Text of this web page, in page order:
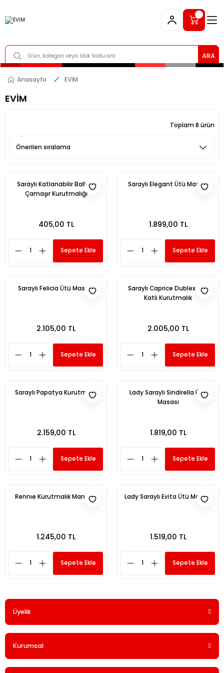
ARA
Anasayfa EVİM
EVİM
Toplam 8 ürün
Saraylı Katlanabilir Balkon
Çamaşır Kurutmalığı
405,00 TL
Sepete Ekle
Saraylı Elegant Ütü Masası
1.899,00 TL
Sepete Ekle
Saraylı Felicia Ütü Masası
2.105,00 TL
Sepete Ekle
Saraylı Caprice Dublex Çift
Katlı Kurutmalık
2.005,00 TL
Sepete Ekle
Saraylı Papatya Kurutmalık
2.159,00 TL
Sepete Ekle
Lady Saraylı Sindirella Ütü
Masası
1.819,00 TL
Sepete Ekle
Rennıe Kurutmalık Mandallı
1.245,00 TL
Sepete Ekle
Lady Saraylı Evita Ütü Masası
1.519,00 TL
Sepete Ekle
Üyelik
Kurumsal